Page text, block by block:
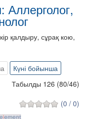
Аллерголог,
қалдыру, сұрақ кою,
Күні бойынша
Табылды 126 (80/46)
(0 / 0)